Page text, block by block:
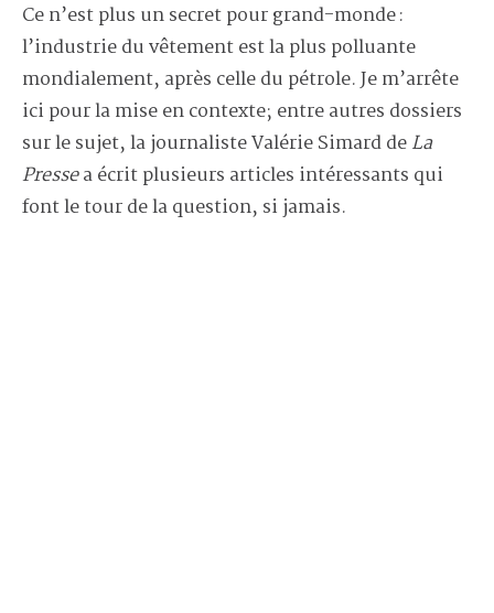
Ce n’est plus un secret pour grand-monde :
l’industrie du vêtement est la plus polluante
mondialement, après celle du pétrole. Je m’arrête
ici pour la mise en contexte; entre autres dossiers
sur le sujet, la journaliste Valérie Simard deLa
Pressea écrit plusieurs articles intéressants qui
font le tour de la question, si jamais.